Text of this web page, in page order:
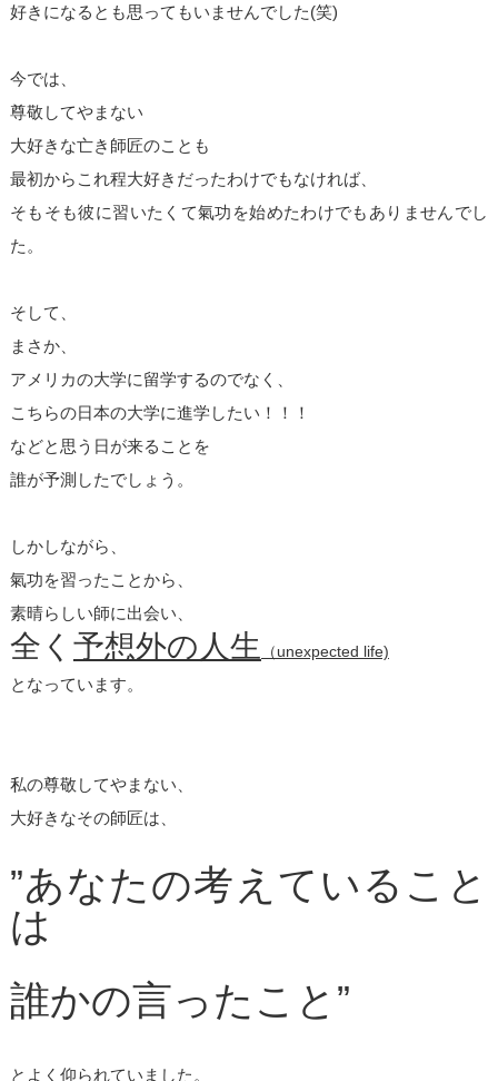
好きになるとも思ってもいませんでした(笑)
今では、
尊敬してやまない
大好きな亡き師匠のことも
最初からこれ程大好きだったわけでもなければ、
そもそも彼に習いたくて氣功を始めたわけでもありませんでし
た。
そして、
まさか、
アメリカの大学に留学するのでなく、
こちらの日本の大学に進学したい！！！
などと思う日が来ることを
誰が予測したでしょう。
しかしながら、
氣功を習ったことから、
素晴らしい師に出会い、
全く 予想外の人生 （unexpected life)
となっています。
私の尊敬してやまない、
大好きなその師匠は、
”あなたの考えていること
は
誰かの言ったこと”
とよく仰られていました。